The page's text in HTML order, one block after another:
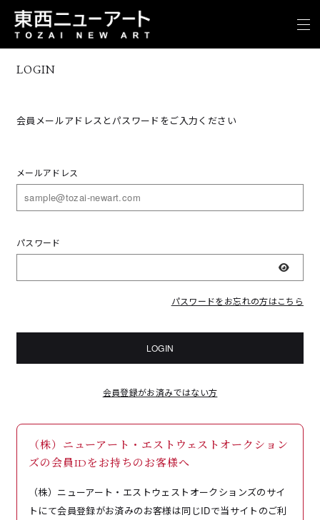
LOGIN
会員メールアドレスとパスワードをご入力ください
メールアドレス
パスワード
表示
パスワードをお忘れの方はこちら
LOGIN
会員登録がお済みではない方
（株）ニューアート・エストウェストオークション
ズの会員IDをお持ちのお客様へ
（株）ニューアート・エストウェストオークションズのサイ
トにて会員登録がお済みのお客様は同じIDで当サイトのご利